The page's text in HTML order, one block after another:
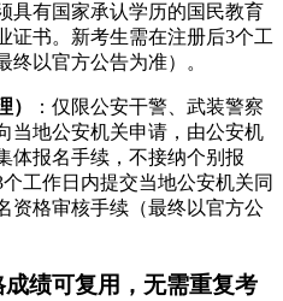
具有国家承认学历的国民教育
证书。新考生需在注册后3个工
终以官方公告为准）。
）
：仅限公安干警、武装警察
当地公安机关申请，由公安机
体报名手续，不接纳个别报
工作日内提交当地公安机关同
资格审核手续（最终以官方公
绩可复用，无需重复考